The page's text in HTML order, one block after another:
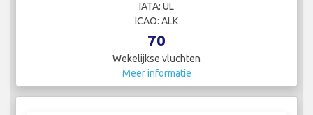
IATA: UL
ICAO: ALK
70
Wekelijkse vluchten
Meer informatie